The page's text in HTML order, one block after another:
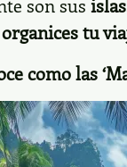
tu
como las